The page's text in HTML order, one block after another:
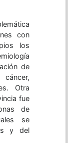
con
los
de
Otra
fue
de
se
y del